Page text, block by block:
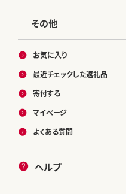
その他
お気に入り
最近チェックした返礼品
寄付する
マイページ
よくある質問
ヘルプ